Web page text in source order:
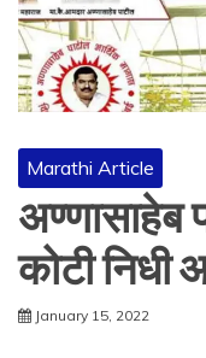
Marathi Article
अण्णासाहेब
कोटी निधी
January 15, 2022